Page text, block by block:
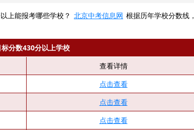
上能报考哪些学校？ 北京中考信息网 根据历年学校分数线，
分数430分以上学校
查看详情
点击查看
点击查看
点击查看